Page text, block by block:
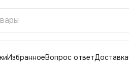
ИзбранноеВопрос ответДоставка